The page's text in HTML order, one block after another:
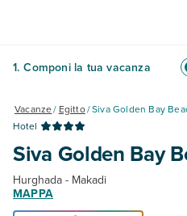
1. Componi la tua vacanza
Vacanze/ Egitto/Siva Golden Bay
Hotel
Siva Golden Bay
Hurghada - Makadi
MAPPA